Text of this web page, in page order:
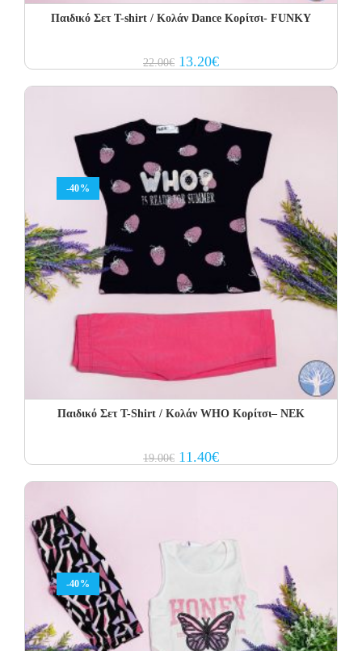
Παιδικό Σετ Τ-shirt / Κολάν Dance Κορίτσι- FUNKY
22.00€ Original
price
13.20€Current
price
-40%
Παιδικό Σετ Τ-Shirt / Κολάν WHO Κορίτσι– NEK
19.00€ Original
price
11.40€Current
price
-40%